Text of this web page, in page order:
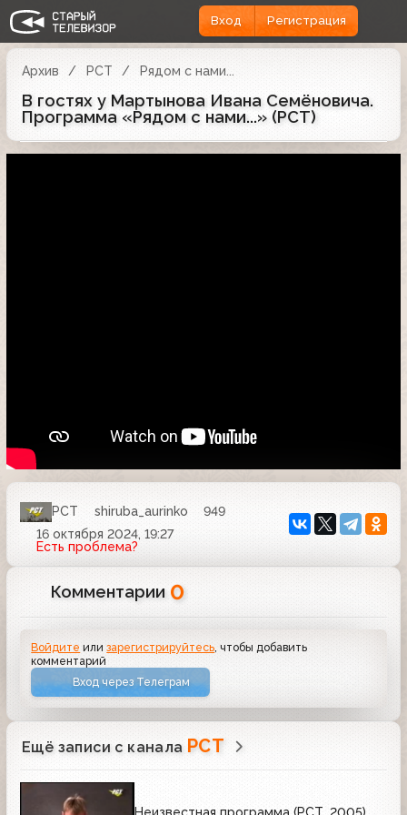
Вход Регистрация
Архив РСТ Рядом с нами...
В гостях у Мартынова Ивана Семёновича.
Программа «Рядом с нами...» (РСТ)
РСТ shiruba_aurinko
949
16 октября 2024, 19:27
Есть проблема?
Комментарии 0
Войдите илизарегистрируйтесь , чтобы добавить
комментарий
Вход через Телеграм
Ещё записи с канала РСТ